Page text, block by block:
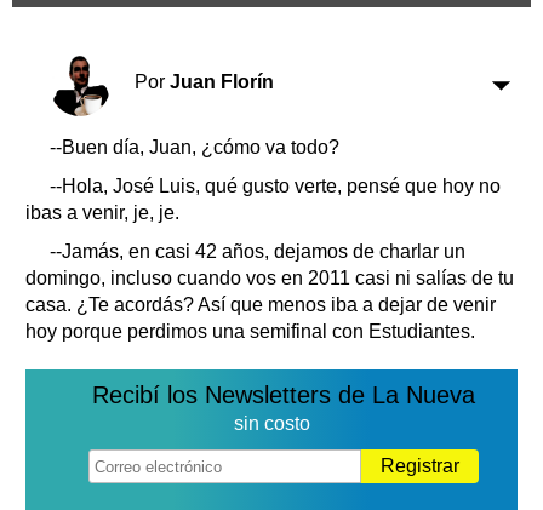
Cartón Lleno
Clasificados
Horóscopo
Suplementos
Servicios
Farmacias
Loterías
Datos Útiles
Fúnebres
Teléfonos de urgencia
Por Juan Florín
--Buen día, Juan, ¿cómo va todo?
--Hola, José Luis, qué gusto verte, pensé que hoy no
ibas a venir, je, je.
--Jamás, en casi 42 años, dejamos de charlar un
domingo, incluso cuando vos en 2011 casi ni salías de tu
casa. ¿Te acordás? Así que menos iba a dejar de venir
hoy porque perdimos una semifinal con Estudiantes.
Recibí los Newsletters de La Nueva
sin costo
Registrar